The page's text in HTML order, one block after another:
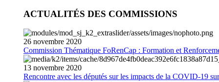
ACTUALITÉS DES COMMISSIONS
26 novembre 2020
Commission Thématique FoRenCap : Formation et
13 novembre 2020
Rencontre avec les députés sur les impacts de la COVID-19